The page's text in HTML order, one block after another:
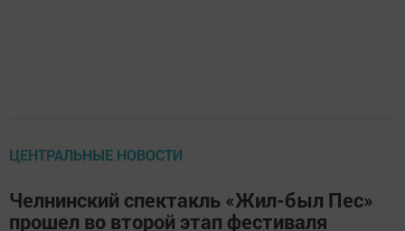
ЦЕНТРАЛЬНЫЕ НОВОСТИ
Челнинский спектакль «Жил-был Пес»
прошел во второй этап фестиваля